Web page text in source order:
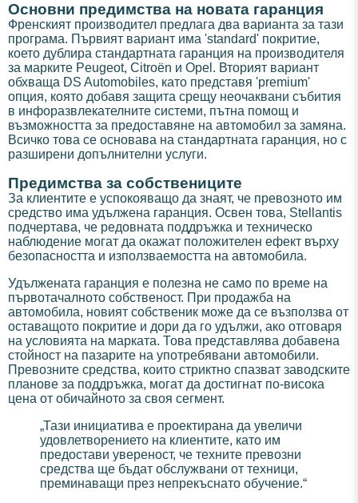
Основни предимства на новата гаранция
Френският производител предлага два варианта за тази
програма. Първият вариант има 'standard' покритие,
което дублира стандартната гаранция на производителя
за марките Peugeot, Citroën и Opel. Вторият вариант
обхваща DS Automobiles, като представя 'premium'
опция, която добавя защита срещу неочаквани събития
в инфоразвлекателните системи, пътна помощ и
възможността за предоставяне на автомобил за замяна.
Всичко това се основава на стандартната гаранция, но с
разширени допълнителни услуги.
Предимства за собствениците
За клиентите е успокояващо да знаят, че превозното им
средство има удължена гаранция. Освен това, Stellantis
подчертава, че редовната поддръжка и техническо
наблюдение могат да окажат положителен ефект върху
безопасността и използваемостта на автомобила.
Удължената гаранция е полезна не само по време на
първотачалното собственост. При продажба на
автомобила, новият собственик може да се възползва от
оставащото покритие и дори да го удължи, ако отговаря
на условията на марката. Това представлява добавена
стойност на пазарите на употребявани автомобили.
Превозните средства, които стриктно спазват заводските
планове за поддръжка, могат да достигнат по-висока
цена от обичайното за своя сегмент.
„Тази инициатива е проектирана да увеличи
удовлетворението на клиентите, като им
предостави увереност, че техните превозни
средства ще бъдат обслужвани от техници,
преминаващи през непрекъснато обучение.“